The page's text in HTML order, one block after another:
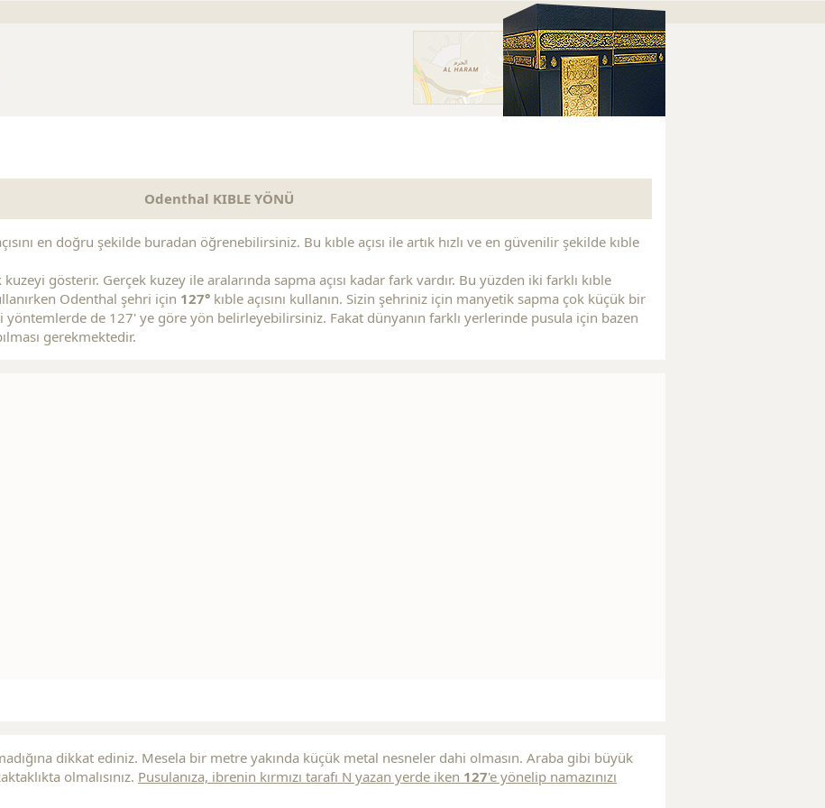
Replica Watches Replica Watches
Odenthal KIBLE YÖNÜ
en doğru şekilde buradan öğrenebilirsiniz. Bu kıble açısı ile artık hızlı ve en güvenilir şekilde kıble
kuzeyi gösterir. Gerçek kuzey ile aralarında sapma açısı kadar fark vardır. Bu yüzden iki farklı kıble
Odenthal şehri için 127° kıble açısını kullanın. Sizin şehriniz için manyetik sapma çok küçük bir
yöntemlerde de 127' ye göre yön belirleyebilirsiniz. Fakat dünyanın farklı yerlerinde pusula için bazen
gerekmektedir.
dikkat ediniz. Mesela bir metre yakında küçük metal nesneler dahi olmasın. Araba gibi büyük
olmalısınız. Pusulanıza, ibrenin kırmızı tarafı N yazan yerde iken 127'e yönelip namazınızı